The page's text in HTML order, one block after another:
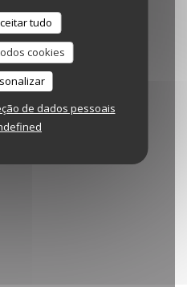
tudo
cookies
de dados pessoais
apenas